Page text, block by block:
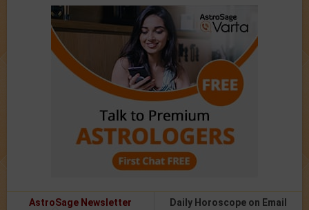
AstroSage Newsletter Daily Horoscope on Email